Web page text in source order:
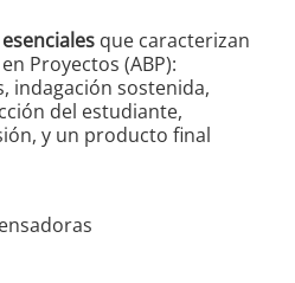
que caracterizan
Proyectos (ABP):
indagación sostenida,
del estudiante,
y un producto final